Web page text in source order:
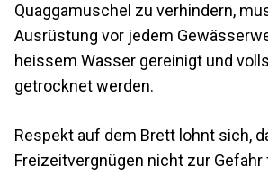
Quaggamuschel zu verhindern,
Ausrüstung vor jedem
heissem Wasser gereinigt und
getrocknet werden.
Respekt auf dem Brett lohnt sich,
Freizeitvergnügen nicht zur Gefahr